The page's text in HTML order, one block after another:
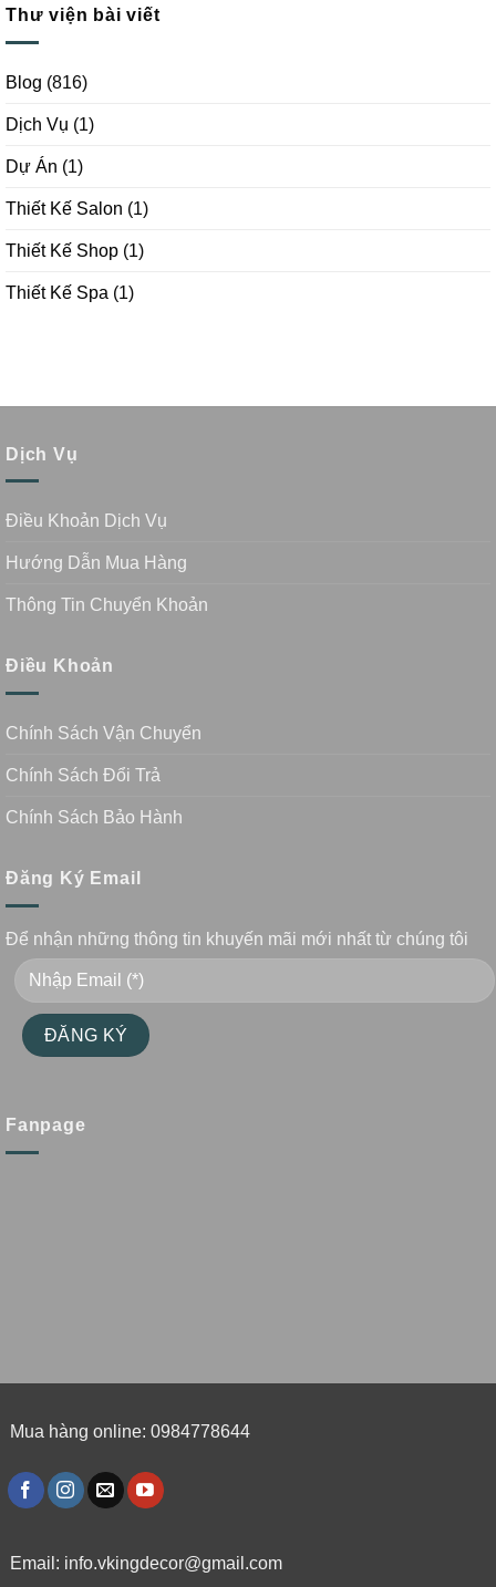
Thư viện bài viết
Blog (816)
Dịch Vụ (1)
Dự Án (1)
Thiết Kế Salon (1)
Thiết Kế Shop (1)
Thiết Kế Spa (1)
Dịch Vụ
Điều Khoản Dịch Vụ
Hướng Dẫn Mua Hàng
Thông Tin Chuyển Khoản
Điều Khoản
Chính Sách Vận Chuyển
Chính Sách Đổi Trả
Chính Sách Bảo Hành
Đăng Ký Email
Để nhận những thông tin khuyến mãi mới nhất từ chúng tôi
Fanpage
Mua hàng online: 0984778644
Email: info.vkingdecor@gmail.com